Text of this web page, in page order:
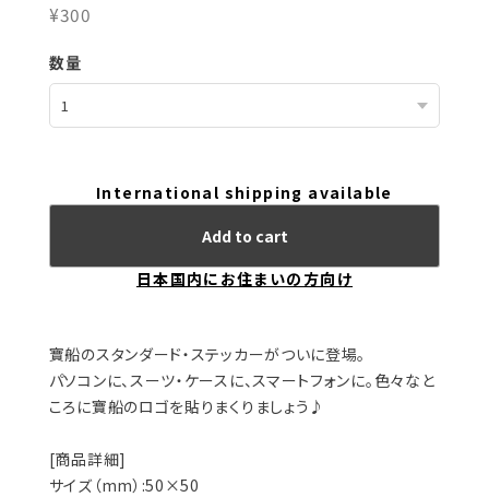
¥300
数量
International shipping available
Add to cart
日本国内にお住まいの方向け
寶船のスタンダード・ステッカーがついに登場。
パソコンに、スーツ・ケースに、スマートフォンに。色々なと
ころに寶船のロゴを貼りまくりましょう♪
[商品詳細]
サイズ（mm）:50×50